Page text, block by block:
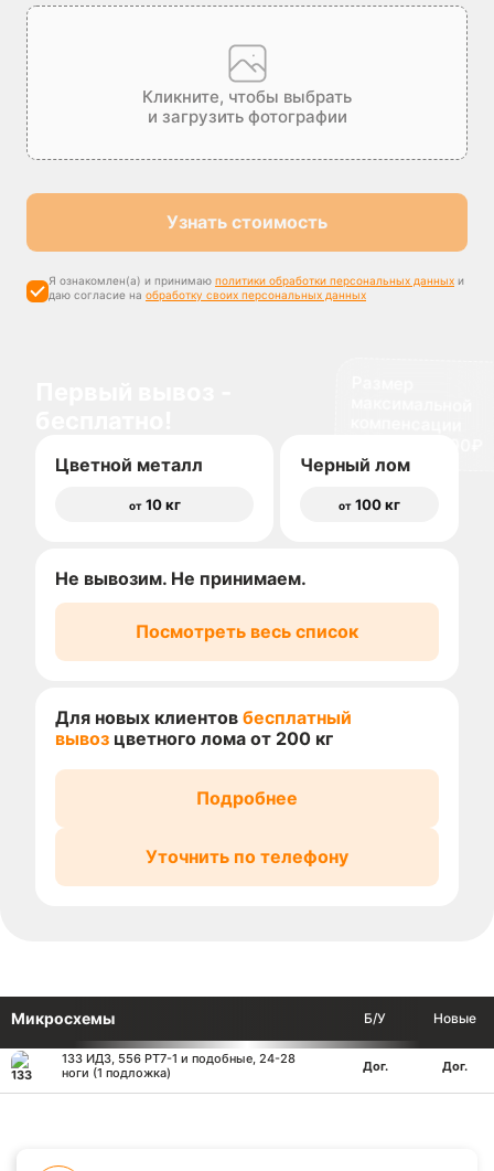
Кликните, чтобы выбрать
и загрузить фотографии
Узнать стоимость
Я ознакомлен(а) и принимаю политики обработки персональных данных и
даю согласие на обработку своих персональных данных
Цветной металл
от10 кг
Черный лом
от 100 кг
Не вывозим. Не принимаем.
Посмотреть весь список
Для новых клиентов бесплатный
вывоз цветного лома от 200 кг
Подробнее
Уточнить по телефону
Микросхемы Б/У Новые
133 ИД3, 556 РТ7-1 и подобные, 24-28
ноги (1 подложка)
Дог. Дог.